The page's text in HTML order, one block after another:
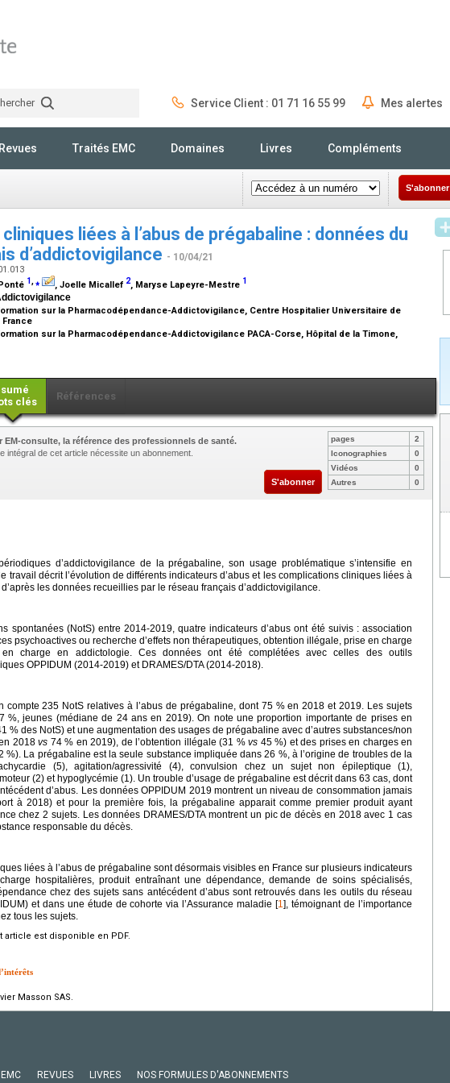
Service Client : 01 71 16 55 99 Mes alertes
Revues Traités EMC Domaines Livres Compléments
S'abonner
liées à l’abus de prégabaline : données du
d’addictovigilance - 10/04/21
1,⁎ , Joelle Micallef 2, Maryse Lapeyre-Mestre 1
sur la Pharmacodépendance-Addictovigilance, Centre Hospitalier Universitaire de
France
sur la Pharmacodépendance-Addictovigilance PACA-Corse, Hôpital de la Timone,
clés
Références
EM-consulte, la référence des professionnels de santé.
intégral de cet article nécessite un abonnement.
S'abonner
pages
2
Iconographies
0
Vidéos
0
Autres
0
d’addictovigilance de la prégabaline, son usage problématique s’intensifie en
travail décrit l’évolution de différents indicateurs d’abus et les complications cliniques liées à
d’après les données recueillies par le réseau français d’addictovigilance.
spontanées (NotS) entre 2014-2019, quatre indicateurs d’abus ont été suivis : association
psychoactives ou recherche d’effets non thérapeutiques, obtention illégale, prise en charge
charge en addictologie. Ces données ont été complétées avec celles des outils
OPPIDUM (2014-2019) et DRAMES/DTA (2014-2018).
compte 235 NotS relatives à l’abus de prégabaline, dont 75 % en 2018 et 2019. Les sujets
%, jeunes (médiane de 24 ans en 2019). On note une proportion importante de prises en
% des NotS) et une augmentation des usages de prégabaline avec d’autres substances/non
2018vs 74 % en 2019), de l’obtention illégale (31 %vs 45 %) et des prises en charges en
%). La prégabaline est la seule substance impliquée dans 26 %, à l’origine de troubles de la
(5), agitation/agressivité (4), convulsion chez un sujet non épileptique (1),
(2) et hypoglycémie (1). Un trouble d’usage de prégabaline est décrit dans 63 cas, dont
d’abus. Les données OPPIDUM 2019 montrent un niveau de consommation jamais
à 2018) et pour la première fois, la prégabaline apparait comme premier produit ayant
chez 2 sujets. Les données DRAMES/DTA montrent un pic de décès en 2018 avec 1 cas
responsable du décès.
liées à l’abus de prégabaline sont désormais visibles en France sur plusieurs indicateurs
hospitalières, produit entraînant une dépendance, demande de soins spécialisés,
chez des sujets sans antécédent d’abus sont retrouvés dans les outils du réseau
et dans une étude de cohorte via l’Assurance maladie [1], témoignant de l’importance
tous les sujets.
article est disponible en PDF.
Masson SAS.
REVUES LIVRES NOS FORMULES D'ABONNEMENTS